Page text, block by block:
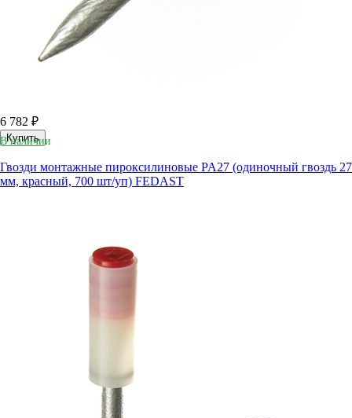
6 782 ₽
Купить
В наличии
Гвозди монтажные пироксилиновые PA27 (одиночный гвоздь 27
мм, красный, 700 шт/уп) FEDAST